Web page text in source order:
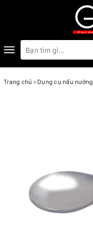
Toggle
Trang chủ Dụng cụ nấu nướng